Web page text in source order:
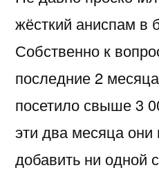
жёсткий аниспам в
Собственно к
последние 2
посетило свыше 3
эти два месяца они
добавить ни одной